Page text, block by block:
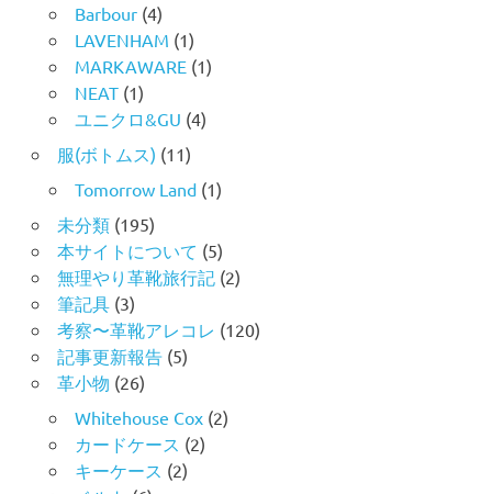
Barbour(4)
LAVENHAM (1)
MARKAWARE(1)
NEAT(1)
ユニクロ&GU (4)
服(ボトムス) (11)
Tomorrow Land(1)
未分類(195)
本サイトについて (5)
無理やり革靴旅行記 (2)
筆記具(3)
考察〜革靴アレコレ (120)
記事更新報告(5)
革小物 (26)
Whitehouse Cox(2)
カードケース (2)
キーケース (2)